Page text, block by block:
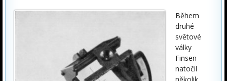
Během
druhé
světové
války
Finsen
natočil